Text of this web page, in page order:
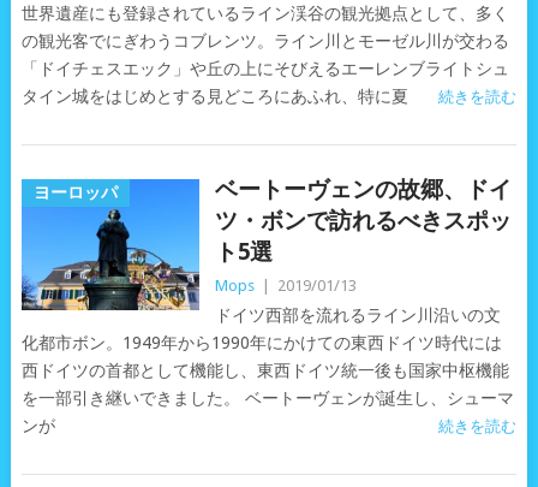
世界遺産にも登録されているライン渓谷の観光拠点として、多く
の観光客でにぎわうコブレンツ。ライン川とモーゼル川が交わる
「ドイチェスエック」や丘の上にそびえるエーレンブライトシュ
タイン城をはじめとする見どころにあふれ、特に夏
続きを読む
ヨーロッパ
ベートーヴェンの故郷、ドイ
ツ・ボンで訪れるべきスポッ
ト5選
Mops 2019/01/13
ドイツ西部を流れるライン川沿いの文
化都市ボン。1949年から1990年にかけての東西ドイツ時代には
西ドイツの首都として機能し、東西ドイツ統一後も国家中枢機能
を一部引き継いできました。 ベートーヴェンが誕生し、シューマ
ンが
続きを読む